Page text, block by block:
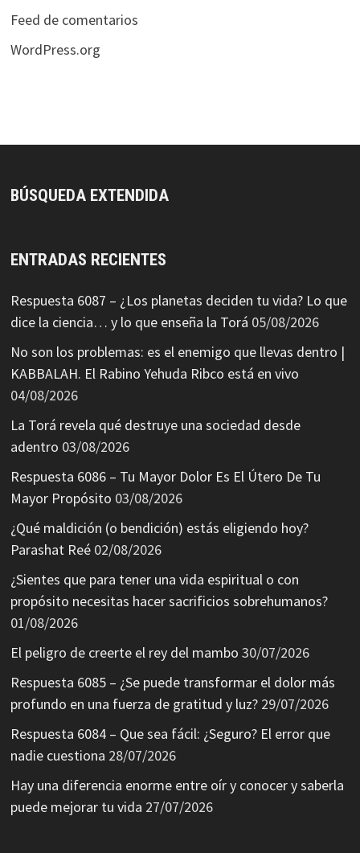
Feed de comentarios
WordPress.org
BÚSQUEDA EXTENDIDA
ENTRADAS RECIENTES
Respuesta 6087 – ¿Los planetas deciden tu vida? Lo que
dice la ciencia… y lo que enseña la Torá 05/08/2026
No son los problemas: es el enemigo que llevas dentro |
KABBALAH. El Rabino Yehuda Ribco está en vivo
04/08/2026
La Torá revela qué destruye una sociedad desde
adentro 03/08/2026
Respuesta 6086 – Tu Mayor Dolor Es El Útero De Tu
Mayor Propósito 03/08/2026
¿Qué maldición (o bendición) estás eligiendo hoy?
Parashat Reé 02/08/2026
¿Sientes que para tener una vida espiritual o con
propósito necesitas hacer sacrificios sobrehumanos?
01/08/2026
El peligro de creerte el rey del mambo 30/07/2026
Respuesta 6085 – ¿Se puede transformar el dolor más
profundo en una fuerza de gratitud y luz? 29/07/2026
Respuesta 6084 – Que sea fácil: ¿Seguro? El error que
nadie cuestiona 28/07/2026
Hay una diferencia enorme entre oír y conocer y saberla
puede mejorar tu vida 27/07/2026